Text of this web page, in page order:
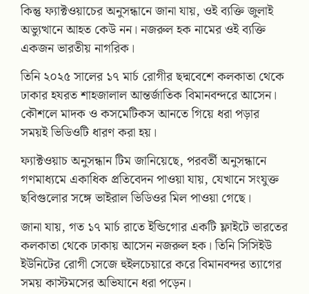
কিন্তু ফ্যাক্টওয়াচের অনুসন্ধানে জানা যায়, ওই ব্যক্তি জুলাই
অভ্যুত্থানে আহত কেউ নন। নজরুল হক নামের ওই ব্যক্তি
একজন ভারতীয় নাগরিক।
তিনি ২০২৫ সালের ১৭ মার্চ রোগীর ছদ্মবেশে কলকাতা থেকে
ঢাকার হযরত শাহজালাল আন্তর্জাতিক বিমানবন্দরে আসেন।
কৌশলে মাদক ও কসমেটিকস আনতে গিয়ে ধরা পড়ার
সময়ই ভিডিওটি ধারণ করা হয়।
ফ্যাক্টওয়াচ অনুসন্ধান টিম জানিয়েছে, পরবর্তী অনুসন্ধানে
গণমাধ্যমে একাধিক প্রতিবেদন পাওয়া যায়, যেখানে সংযুক্ত
ছবিগুলোর সঙ্গে ভাইরাল ভিডিওর মিল পাওয়া গেছে।
জানা যায়, গত ১৭ মার্চ রাতে ইন্ডিগোর একটি ফ্লাইটে ভারতের
কলকাতা থেকে ঢাকায় আসেন নজরুল হক। তিনি সিসিইউ
ইউনিটের রোগী সেজে হুইলচেয়ারে করে বিমানবন্দর ত্যাগের
সময় কাস্টমসের অভিযানে ধরা পড়েন।